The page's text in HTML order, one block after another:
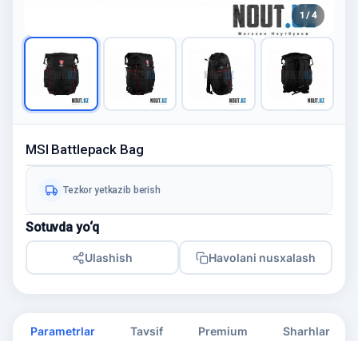
1 / 4
MSI Battlepack Bag
Tezkor yetkazib berish
Sotuvda yo‘q
Ulashish Havolani nusxalash
Parametrlar Tavsif Premium Sharhlar